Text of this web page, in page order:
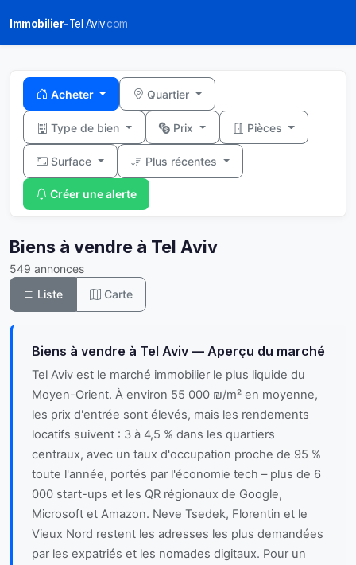
Immobilier-Tel Aviv.com
Acheter Quartier
Type de bien Prix Pièces
Surface Plus récentes
Créer une alerte
Biens à vendre à Tel Aviv
549 annonces
Liste
Carte
Biens à vendre à Tel Aviv — Aperçu du marché
Tel Aviv est le marché immobilier le plus liquide du
Moyen-Orient. À environ 55 000 ₪/m² en moyenne,
les prix d'entrée sont élevés, mais les rendements
locatifs suivent : 3 à 4,5 % dans les quartiers
centraux, avec un taux d'occupation proche de 95 %
toute l'année, portés par l'économie tech – plus de 6
000 start-ups et les QR régionaux de Google,
Microsoft et Amazon. Neve Tsedek, Florentin et le
Vieux Nord restent les adresses les plus demandées
par les expatriés et les nomades digitaux. Pour un